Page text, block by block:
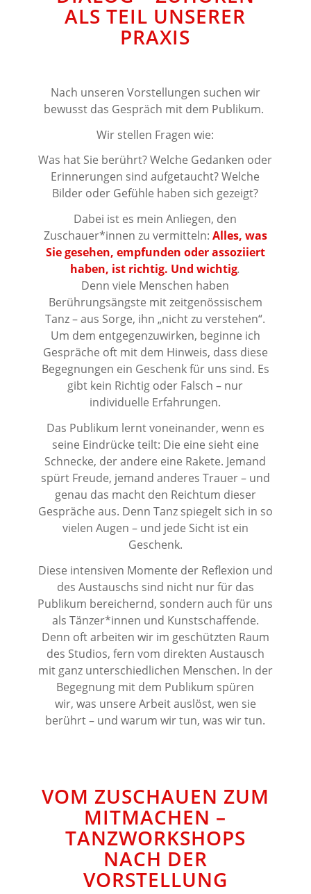
ALS TEIL UNSERER
PRAXIS
Nach unseren Vorstellungen suchen wir
bewusst das Gespräch mit dem Publikum.
Wir stellen Fragen wie:
Was hat Sie berührt? Welche Gedanken oder
Erinnerungen sind aufgetaucht? Welche
Bilder oder Gefühle haben sich gezeigt?
Dabei ist es mein Anliegen, den
Zuschauer*innen zu vermitteln: Alles, was
Sie gesehen, empfunden oder assoziiert
haben, ist richtig. Und wichtig.
Denn viele Menschen haben
Berührungsängste mit zeitgenössischem
Tanz – aus Sorge, ihn „nicht zu verstehen“.
Um dem entgegenzuwirken, beginne ich
Gespräche oft mit dem Hinweis, dass diese
Begegnungen ein Geschenk für uns sind. Es
gibt kein Richtig oder Falsch – nur
individuelle Erfahrungen.
Das Publikum lernt voneinander, wenn es
seine Eindrücke teilt: Die eine sieht eine
Schnecke, der andere eine Rakete. Jemand
spürt Freude, jemand anderes Trauer – und
genau das macht den Reichtum dieser
Gespräche aus. Denn Tanz spiegelt sich in so
vielen Augen – und jede Sicht ist ein
Geschenk.
Diese intensiven Momente der Reflexion und
des Austauschs sind nicht nur für das
Publikum bereichernd, sondern auch für uns
als Tänzer*innen und Kunstschaffende.
Denn oft arbeiten wir im geschützten Raum
des Studios, fern vom direkten Austausch
mit ganz unterschiedlichen Menschen. In der
Begegnung mit dem Publikum spüren
wir, was unsere Arbeit auslöst, wen sie
berührt – und warum wir tun, was wir tun.
VOM ZUSCHAUEN ZUM
MITMACHEN –
TANZWORKSHOPS
NACH DER
VORSTELLUNG